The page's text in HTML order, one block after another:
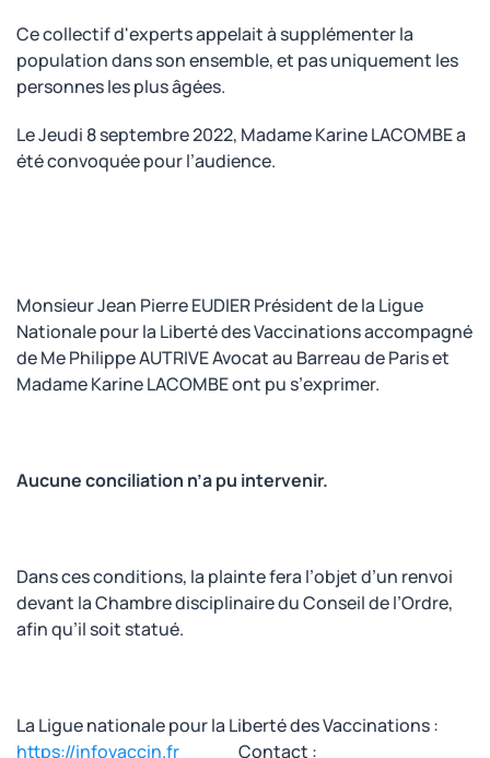
Ce collectif d'experts appelait à supplémenter la
population dans son ensemble, et pas uniquement les
personnes les plus âgées.
Le Jeudi 8 septembre 2022, Madame Karine LACOMBE a
été convoquée pour l’audience.
Monsieur Jean Pierre EUDIER Président de la Ligue
Nationale pour la Liberté des Vaccinations accompagné
de Me Philippe AUTRIVE Avocat au Barreau de Paris et
Madame Karine LACOMBE ont pu s’exprimer.
Aucune conciliation n’a pu intervenir.
Dans ces conditions, la plainte fera l’objet d’un renvoi
devant la Chambre disciplinaire du Conseil de l’Ordre,
afin qu’il soit statué.
La Ligue nationale pour la Liberté des Vaccinations :
https://infovaccin.fr Contact :